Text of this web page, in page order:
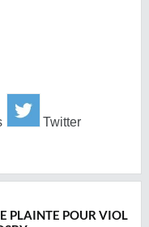
Twitter
PLAINTE POUR VIOL